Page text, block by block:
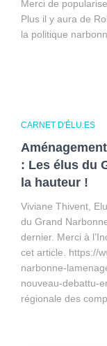
Merci de
Plus il y aura de
la politique
CARNET D'ÉLU.ES
: Les élus du
la hauteur !
Viviane Thivent,
du Grand
dernier. Merci à
cet article. https://
narbonne-
nouveau-debattu-
régionale des